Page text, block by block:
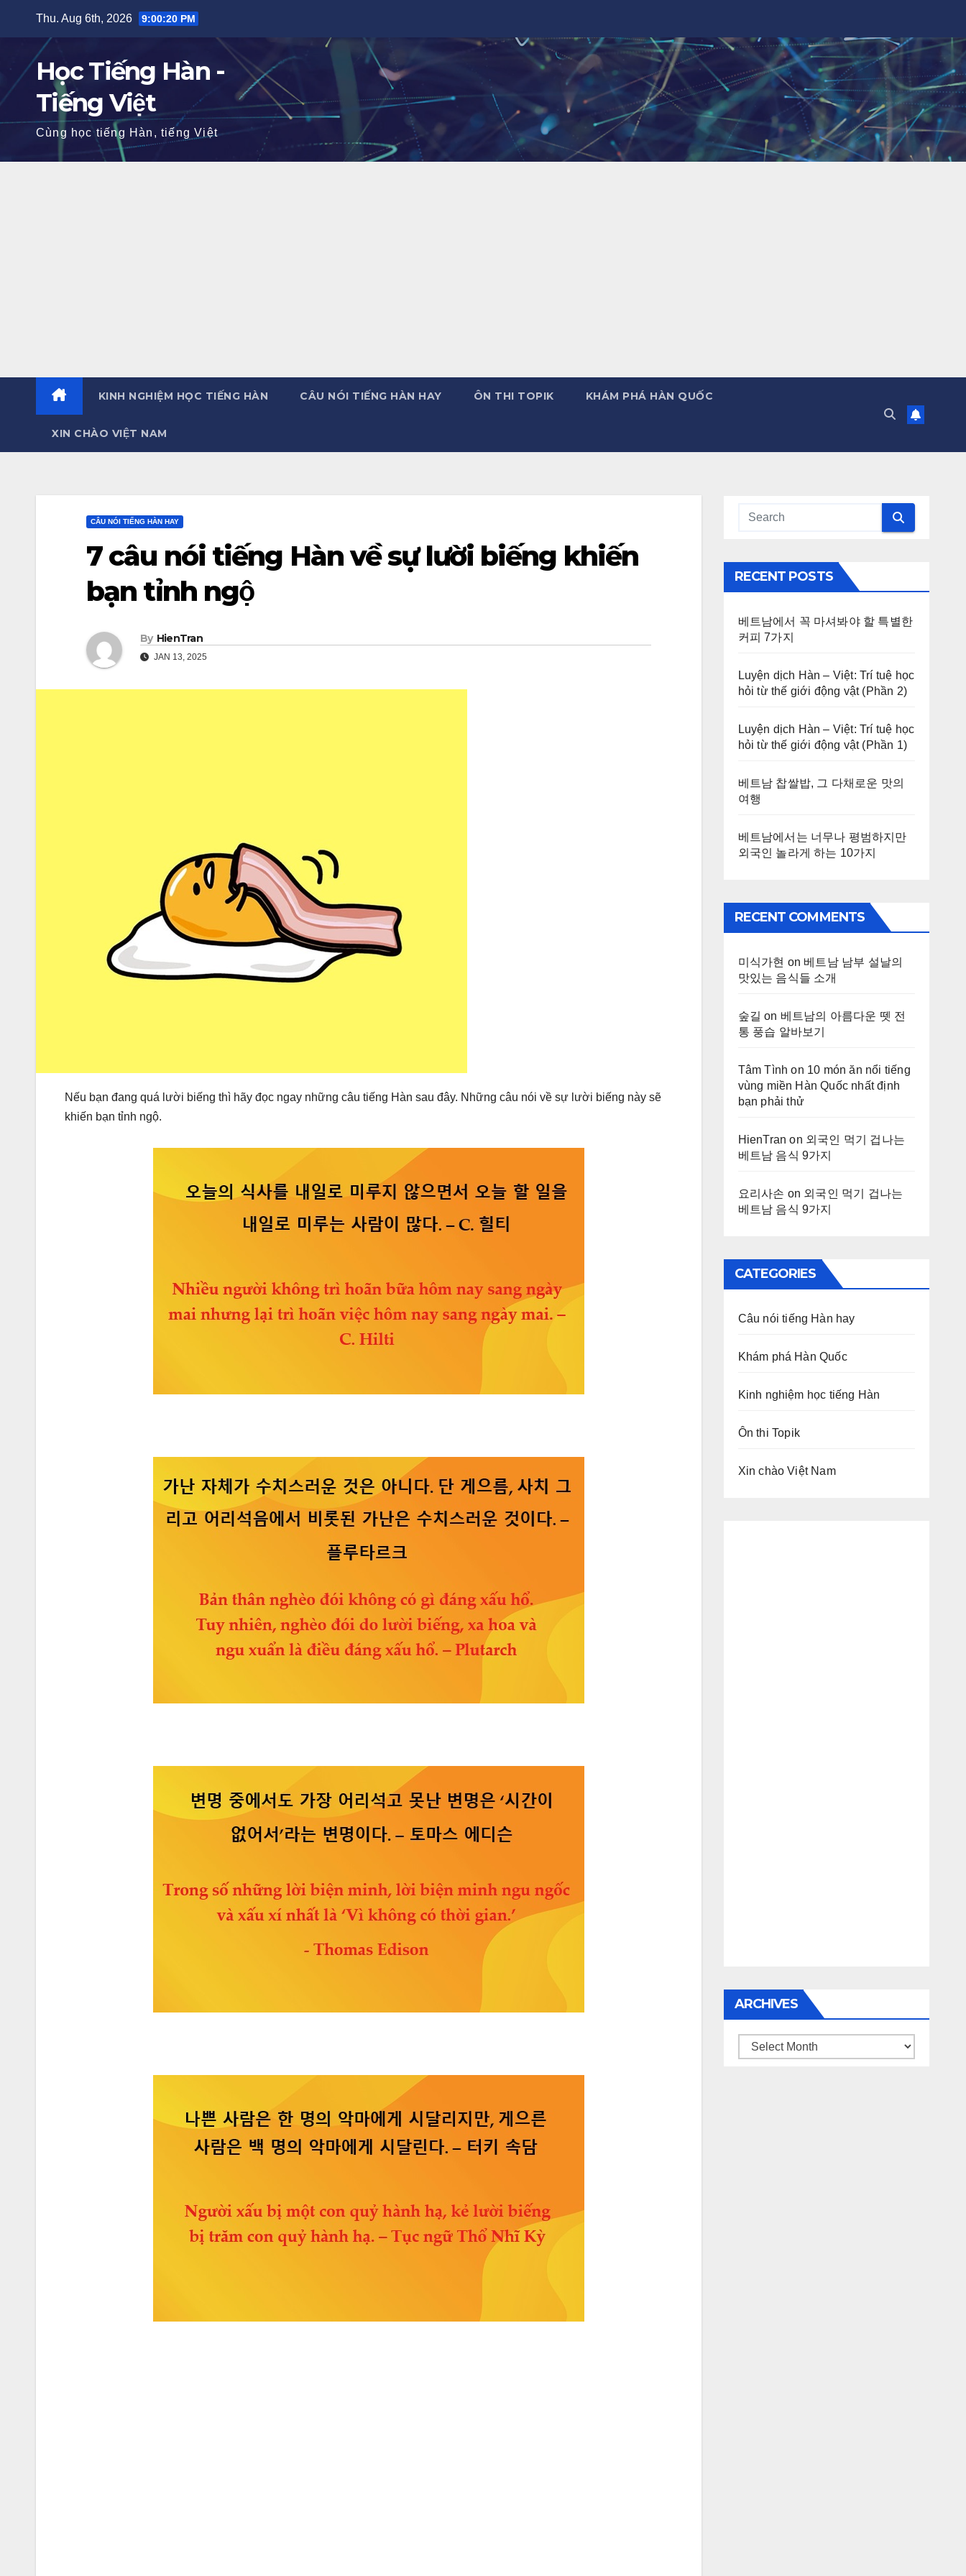
content
Thu. Aug 6th, 2026 9:00:21 PM
Học Tiếng Hàn -
Tiếng Việt
Cùng học tiếng Hàn, tiếng Việt
KINH NGHIỆM HỌC TIẾNG HÀN CÂU NÓI TIẾNG HÀN HAY ÔN THI TOPIK KHÁM PHÁ HÀN QUỐC
XIN CHÀO VIỆT NAM
CÂU NÓI TIẾNG HÀN HAY
7 câu nói tiếng Hàn về sự lười biếng khiến
bạn tỉnh ngộ
By HienTran
JAN 13, 2025
Nếu bạn đang quá lười biếng thì hãy đọc ngay những câu tiếng Hàn sau đây. Những câu nói về sự lười biếng này sẽ
khiến bạn tỉnh ngộ.
RECENT POSTS
베트남에서 꼭 마셔봐야 할 특별한
커피 7가지
Luyện dịch Hàn – Việt: Trí tuệ học
hỏi từ thế giới động vật (Phần 2)
Luyện dịch Hàn – Việt: Trí tuệ học
hỏi từ thế giới động vật (Phần 1)
베트남 찹쌀밥, 그 다채로운 맛의
여행
베트남에서는 너무나 평범하지만
외국인 놀라게 하는 10가지
RECENT COMMENTS
미식가현 on 베트남 남부 설날의
맛있는 음식들 소개
숲길 on 베트남의 아름다운 뗏 전
통 풍습 알바보기
Tâm Tình on 10 món ăn nổi tiếng
vùng miền Hàn Quốc nhất định
bạn phải thử
HienTran on 외국인 먹기 겁나는
베트남 음식 9가지
요리사손 on 외국인 먹기 겁나는
베트남 음식 9가지
CATEGORIES
Câu nói tiếng Hàn hay
Khám phá Hàn Quốc
Kinh nghiệm học tiếng Hàn
Ôn thi Topik
Xin chào Việt Nam
ARCHIVES
Archives